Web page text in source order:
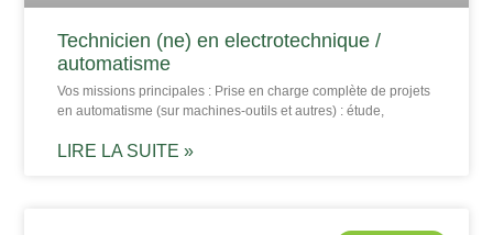
Technicien (ne) en electrotechnique /
automatisme
Vos missions principales : Prise en charge complète de projets
en automatisme (sur machines-outils et autres) : étude,
LIRE LA SUITE »